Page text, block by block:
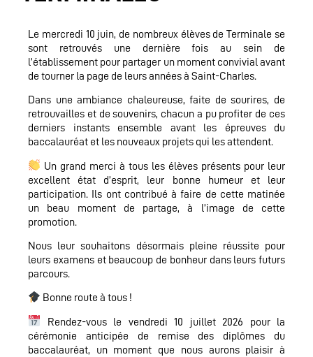
Le mercredi 10 juin, de nombreux élèves de Terminale se
sont retrouvés une dernière fois au sein de
l’établissement pour partager un moment convivial avant
de tourner la page de leurs années à Saint-Charles.
Dans une ambiance chaleureuse, faite de sourires, de
retrouvailles et de souvenirs, chacun a pu profiter de ces
derniers instants ensemble avant les épreuves du
baccalauréat et les nouveaux projets qui les attendent.
Un grand merci à tous les élèves présents pour leur
excellent état d’esprit, leur bonne humeur et leur
participation. Ils ont contribué à faire de cette matinée
un beau moment de partage, à l’image de cette
promotion.
Nous leur souhaitons désormais pleine réussite pour
leurs examens et beaucoup de bonheur dans leurs futurs
parcours.
Bonne route à tous !
Rendez-vous le vendredi 10 juillet 2026 pour la
cérémonie anticipée de remise des diplômes du
baccalauréat, un moment que nous aurons plaisir à